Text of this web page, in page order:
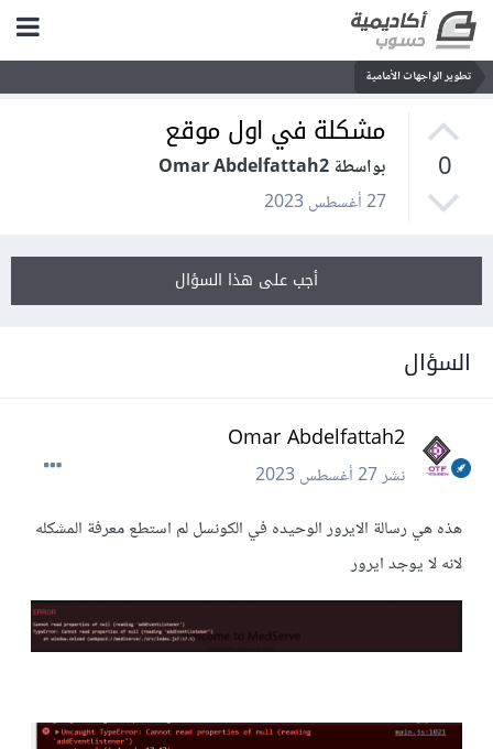
تطوير الواجهات الأمامية
0
مشكلة في اول موقع
بواسطة Omar Abdelfattah2
27 أغسطس 2023
أجب على هذا السؤال
السؤال
Omar Abdelfattah2
نشر27 أغسطس 2023
هذه هي رسالة الايرور الوحيده في الكونسل لم استطع معرفة المشكله
لانه لا يوجد ايرور